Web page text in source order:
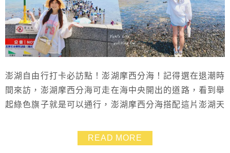
澎湖自由行打卡必訪點！澎湖摩西分海！記得選在退潮時
間來訪，澎湖摩西分海可走在海中央開出的道路，看到舉
起綠色旗子就是可以通行，澎湖摩西分海搭配這片澎湖天
READ MORE